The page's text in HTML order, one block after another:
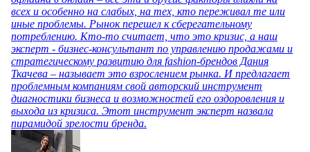
всех и особенно на слабых, на тех, кто переживал те или
иные проблемы. Рынок перешел к сберегательному
потреблению. Кто-то считает, что это кризис, а наш
эксперт - бизнес-консультант по управлению продажами и
стратегическому развитию для fashion-брендов Дания
Ткачева – называет это взрослением рынка. И предлагает
проблемным компаниям свой авторский инструмент
диагностики бизнеса и возможностей его оздоровления и
выхода из кризиса. Этот инструмент эксперт назвала
пирамидой зрелости бренда.